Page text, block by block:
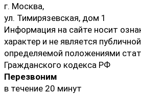
г. Москва,
ул. Тимирязевская, дом 1
Информация на сайте носит
характер и не является
определяемой положениями
Гражданского кодекса РФ
Перезвоним
в течение 20 минут